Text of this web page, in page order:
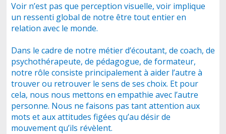
Voir n’est pas que perception visuelle, voir implique
un ressenti global de notre être tout entier en
relation avec le monde.
Dans le cadre de notre métier d’écoutant, de coach, de
psychothérapeute, de pédagogue, de formateur,
notre rôle consiste principalement à aider l’autre à
trouver ou retrouver le sens de ses choix. Et pour
cela, nous nous mettons en empathie avec l’autre
personne. Nous ne faisons pas tant attention aux
mots et aux attitudes figées qu’au désir de
mouvement qu’ils révèlent.